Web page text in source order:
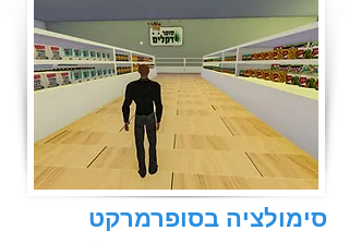
סימולציה בסופרמרקט